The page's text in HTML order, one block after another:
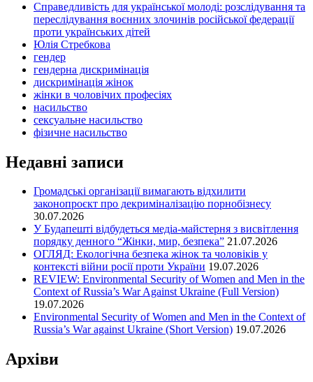
Справедливість для української молоді: розслідування та
переслідування воєнних злочинів російської федерації
проти українських дітей
Юлія Стребкова
гендер
гендерна дискримінація
дискримінація жінок
жінки в чоловічих професіях
насильство
сексуальне насильство
фізичне насильство
Недавні записи
Громадські організації вимагають відхилити
законопроєкт про декриміналізацію порнобізнесу
30.07.2026
У Будапешті відбудеться медіа-майстерня з висвітлення
порядку денного “Жінки, мир, безпека” 21.07.2026
ОГЛЯД: Екологічна безпека жінок та чоловіків у
контексті війни росії проти України 19.07.2026
REVIEW: Environmental Security of Women and Men in the
Context of Russia’s War Against Ukraine (Full Version)
19.07.2026
Environmental Security of Women and Men in the Context of
Russia’s War against Ukraine (Short Version) 19.07.2026
Архіви